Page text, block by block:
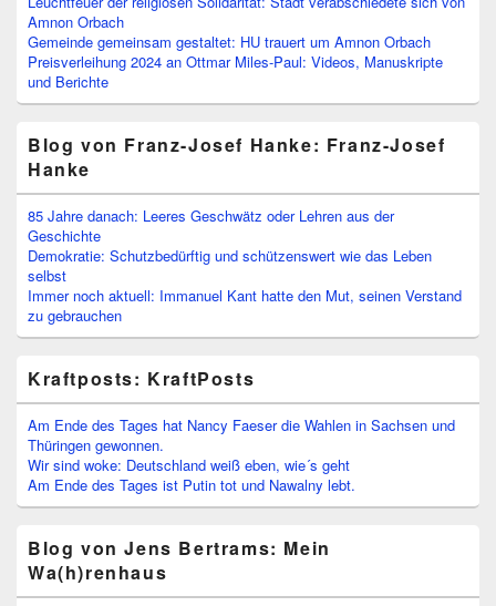
Amnon Orbach
Gemeinde gemeinsam gestaltet: HU trauert um Amnon Orbach
Preisverleihung 2024 an Ottmar Miles-Paul: Videos, Manuskripte
und Berichte
Blog von Franz-Josef Hanke: Franz-Josef
Hanke
85 Jahre danach: Leeres Geschwätz oder Lehren aus der
Geschichte
Demokratie: Schutzbedürftig und schützenswert wie das Leben
selbst
Immer noch aktuell: Immanuel Kant hatte den Mut, seinen Verstand
zu gebrauchen
Kraftposts: KraftPosts
Am Ende des Tages hat Nancy Faeser die Wahlen in Sachsen und
Thüringen gewonnen.
Wir sind woke: Deutschland weiß eben, wie´s geht
Am Ende des Tages ist Putin tot und Nawalny lebt.
Blog von Jens Bertrams: Mein
Wa(h)renhaus